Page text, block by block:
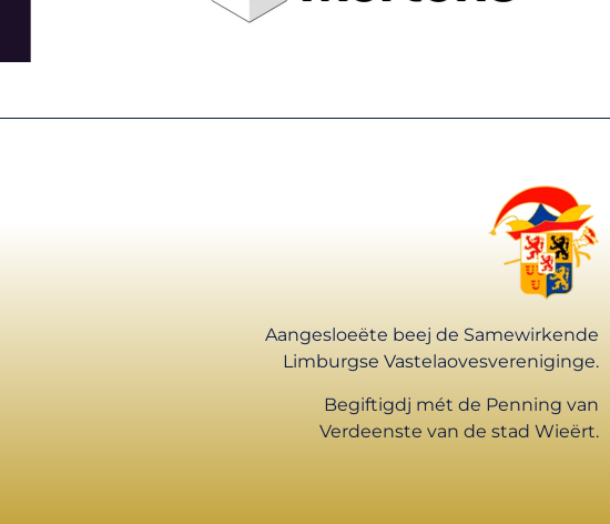
Aangesloeëte beej de Samewirkende
Limburgse Vastelaovesvereniginge.
Begiftigdj mét de Penning van
Verdeenste van de stad Wieërt.